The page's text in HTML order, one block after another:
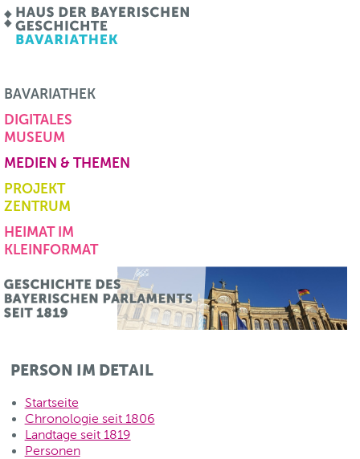
BAVARIATHEK
DIGITALES
MUSEUM
MEDIEN & THEMEN
PROJEKT
ZENTRUM
HEIMAT IM
KLEINFORMAT
PERSON IM DETAIL
Startseite
Chronologie seit 1806
Landtage seit 1819
Personen